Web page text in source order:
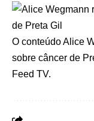
O conteúdoAlice
sobre câncer de
Feed TV.